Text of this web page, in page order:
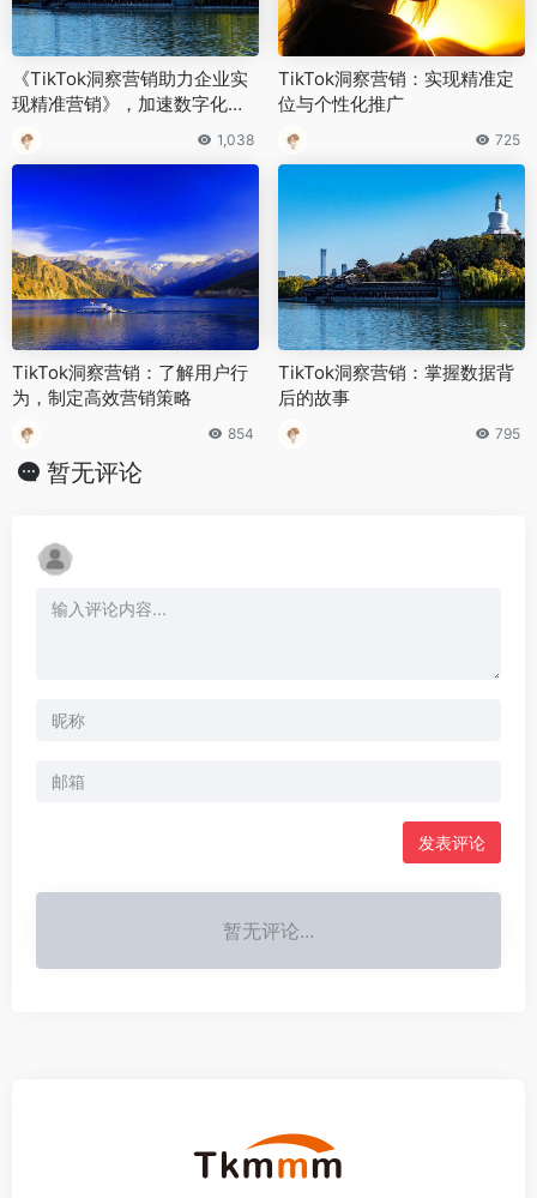
《TikTok洞察营销助力企业实
现精准营销》，加速数字化转
型进程
1,038
TikTok洞察营销：实现精准定
位与个性化推广
725
TikTok洞察营销：了解用户行
为，制定高效营销策略
854
TikTok洞察营销：掌握数据背
后的故事
795
暂无评论
发表评论
暂无评论...